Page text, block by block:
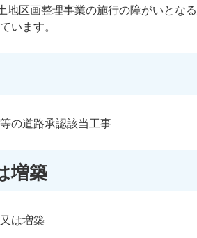
区画整理事業の施行の障がいとな
います。
の道路承認該当工事
増築
は増築